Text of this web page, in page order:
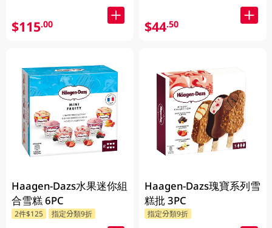
$115.00
Haagen-Dazs水果迷你組
合雪糕 6PC
2件$125 指定分類9折
$44.50
Haagen-Dazs瑰寶系列雪
糕批 3PC
指定分類9折